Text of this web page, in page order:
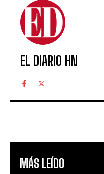
EL DIARIO HN
MÁS LEÍDO